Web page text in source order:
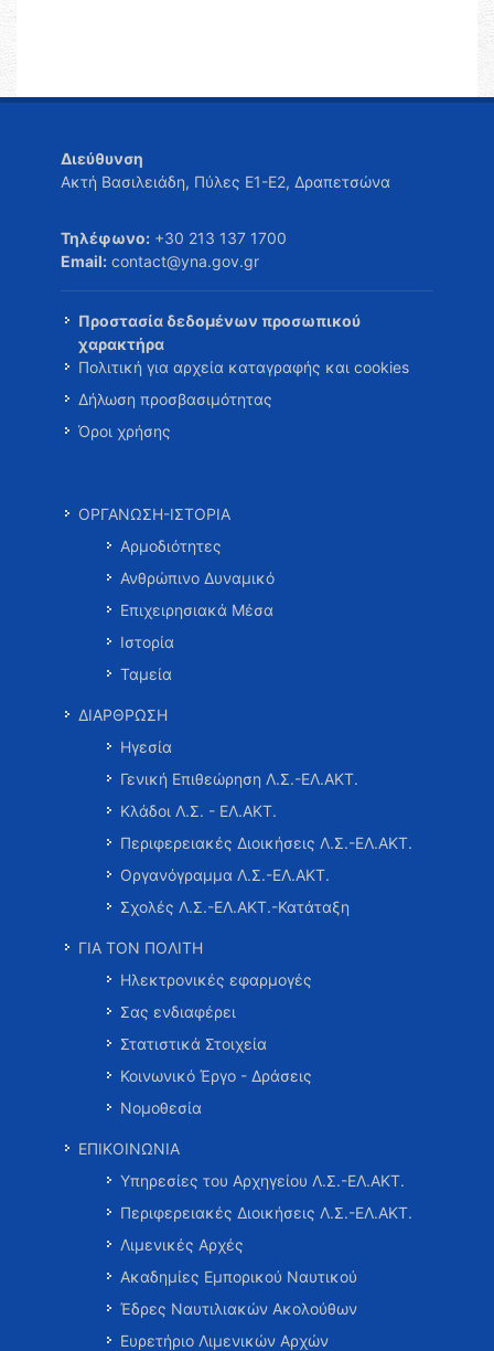
Διεύθυνση
Ακτή Βασιλειάδη, Πύλες Ε1-Ε2, Δραπετσώνα
Τηλέφωνο: +30 213 137 1700
Email: contact@yna.gov.gr
Προστασία δεδομένων προσωπικού
χαρακτήρα
Πολιτική για αρχεία καταγραφής και cookies
Δήλωση προσβασιμότητας
Όροι χρήσης
ΟΡΓΑΝΩΣΗ-ΙΣΤΟΡΙΑ
Αρμοδιότητες
Ανθρώπινο Δυναμικό
Επιχειρησιακά Μέσα
Ιστορία
Ταμεία
ΔΙΑΡΘΡΩΣΗ
Ηγεσία
Γενική Επιθεώρηση Λ.Σ.-ΕΛ.ΑΚΤ.
Κλάδοι Λ.Σ. - ΕΛ.ΑΚΤ.
Περιφερειακές Διοικήσεις Λ.Σ.-ΕΛ.ΑΚΤ.
Οργανόγραμμα Λ.Σ.-ΕΛ.ΑΚΤ.
Σχολές Λ.Σ.-ΕΛ.ΑΚΤ.-Κατάταξη
ΓΙΑ ΤΟΝ ΠΟΛΙΤΗ
Ηλεκτρονικές εφαρμογές
Σας ενδιαφέρει
Στατιστικά Στοιχεία
Κοινωνικό Έργο - Δράσεις
Νομοθεσία
ΕΠΙΚΟΙΝΩΝΙΑ
Υπηρεσίες του Αρχηγείου Λ.Σ.-ΕΛ.ΑΚΤ.
Περιφερειακές Διοικήσεις Λ.Σ.-ΕΛ.ΑΚΤ.
Λιμενικές Αρχές
Ακαδημίες Εμπορικού Ναυτικού
Έδρες Ναυτιλιακών Ακολούθων
Ευρετήριο Λιμενικών Αρχών